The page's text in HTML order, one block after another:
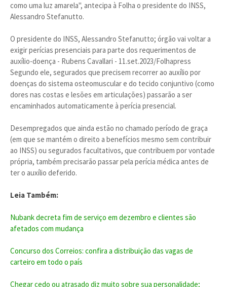
como uma luz amarela", antecipa à Folha o presidente do INSS,
Alessandro Stefanutto.
O presidente do INSS, Alessandro Stefanutto; órgão vai voltar a
exigir perícias presenciais para parte dos requerimentos de
auxílio-doença - Rubens Cavallari - 11.set.2023/Folhapress
Segundo ele, segurados que precisem recorrer ao auxílio por
doenças do sistema osteomuscular e do tecido conjuntivo (como
dores nas costas e lesões em articulações) passarão a ser
encaminhados automaticamente à perícia presencial.
Desempregados que ainda estão no chamado período de graça
(em que se mantém o direito a benefícios mesmo sem contribuir
ao INSS) ou segurados facultativos, que contribuem por vontade
própria, também precisarão passar pela perícia médica antes de
ter o auxílio deferido.
Leia Também:
Nubank decreta fim de serviço em dezembro e clientes são
afetados com mudança
Concurso dos Correios: confira a distribuição das vagas de
carteiro em todo o país
Chegar cedo ou atrasado diz muito sobre sua personalidade;